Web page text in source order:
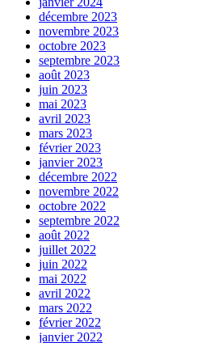
décembre 2023
novembre 2023
octobre 2023
septembre 2023
août 2023
juin 2023
mai 2023
avril 2023
mars 2023
février 2023
janvier 2023
décembre 2022
novembre 2022
octobre 2022
septembre 2022
août 2022
juillet 2022
juin 2022
mai 2022
avril 2022
mars 2022
février 2022
janvier 2022